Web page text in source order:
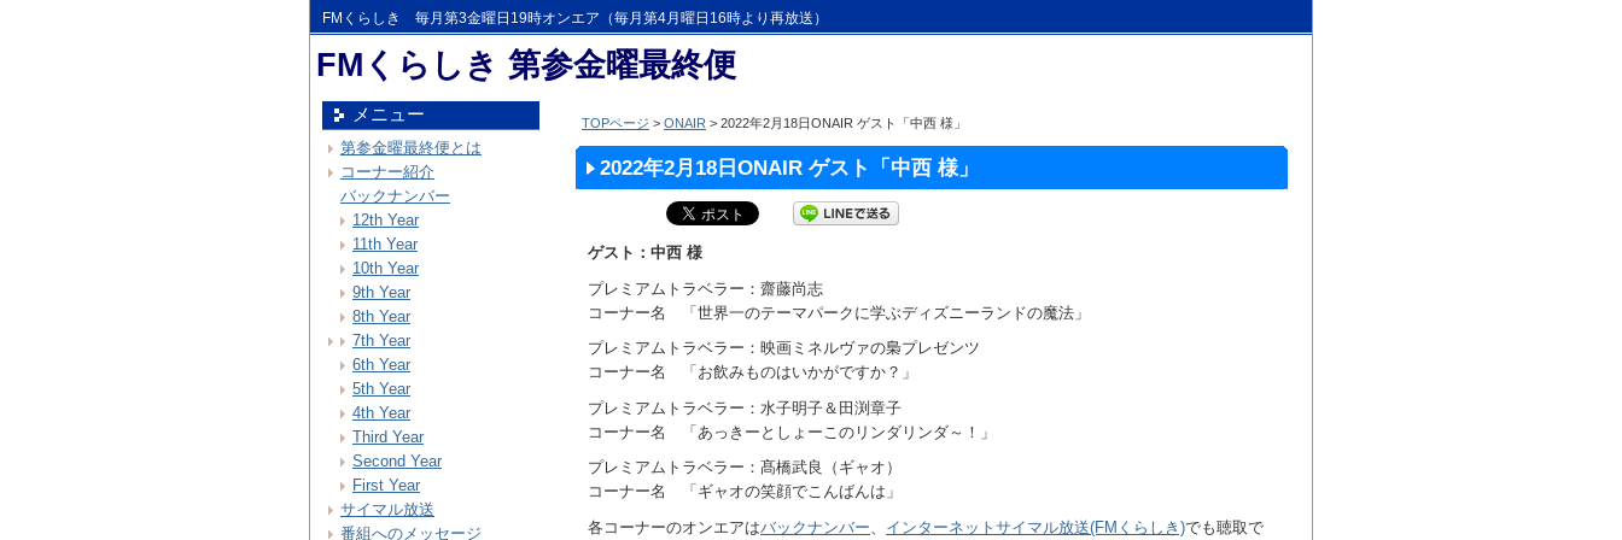
FMくらしき 毎月第3金曜日19時オンエア（毎月第4月曜日16時より再放送）
FMくらしき 第参金曜最終便
TOPページ > ONAIR > 2022年2月18日ONAIR ゲスト「中西 様」
2022年2月18日ONAIR ゲスト「中西 様」
ゲスト：中西 様
プレミアムトラベラー：齋藤尚志
コーナー名 「世界一のテーマパークに学ぶディズニーランドの魔法」
プレミアムトラベラー：映画ミネルヴァの梟プレゼンツ
コーナー名 「お飲みものはいかがですか？」
プレミアムトラベラー：水子明子＆田渕章子
コーナー名 「あっきーとしょーこのリンダリンダ～！」
プレミアムトラベラー：髙橋武良（ギャオ）
コーナー名 「ギャオの笑顔でこんばんは」
各コーナーのオンエアはバックナンバー インターネットサイマル放送(FMくらしき)でも聴取で
メニュー
第参金曜最終便とは
コーナー紹介
バックナンバー
12th Year
11th Year
10th Year
9th Year
8th Year
7th Year
6th Year
5th Year
4th Year
Third Year
Second Year
First Year
サイマル放送
番組へのメッセージ